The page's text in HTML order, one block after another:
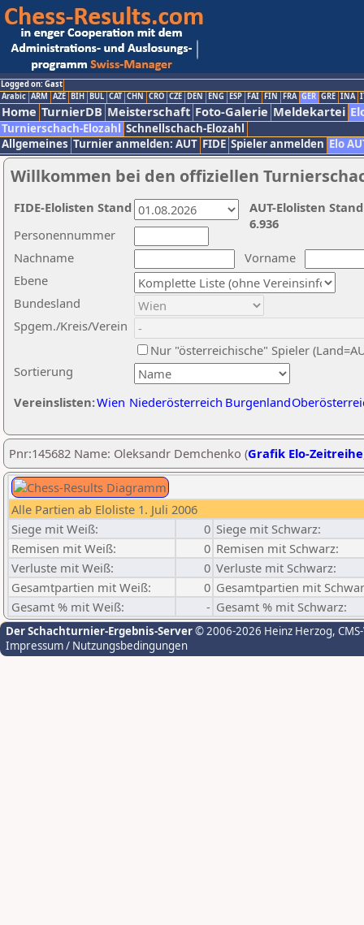
Logged on: Gast
Arabic ARM AZE BIH BUL CAT CHN CRO CZE DEN ENG ESP FAI FIN FRA GER GRE INA
Home TurnierDB Meisterschaft Foto-Galerie Meldekartei
Turnierschach-Elozahl Schnellschach-Elozahl
Allgemeines Turnier anmelden: AUT FIDE Spieler anmelden Elo
Willkommen bei den offiziellen
Nachname
Vorname
Ebene
Sortierung
Personennummer
Bundesland
Spgem./Kreis/Verein
Nur "österreichische" Spieler
Vereinslisten:Wien Niederösterreich Burgenland
AUT-Elolisten
6.936
FIDE-Elolisten Stand
Pnr:145682 Name: Oleksandr Demchenko (Grafik Elo-Zeitreihe
Alle Partien ab Eloliste 1. Juli 2006
Siege mit Weiß:
0 Siege mit Schwarz:
Remisen mit Weiß:
0 Remisen mit Schwarz:
Verluste mit Weiß:
0 Verluste mit Schwarz:
Gesamtpartien mit Weiß:
0 Gesamtpartien mit
Gesamt % mit Weiß:
- Gesamt % mit Schwarz:
Der Schachturnier-Ergebnis-Server© 2006-2026 Heinz Herzog,
Impressum / Nutzungsbedingungen